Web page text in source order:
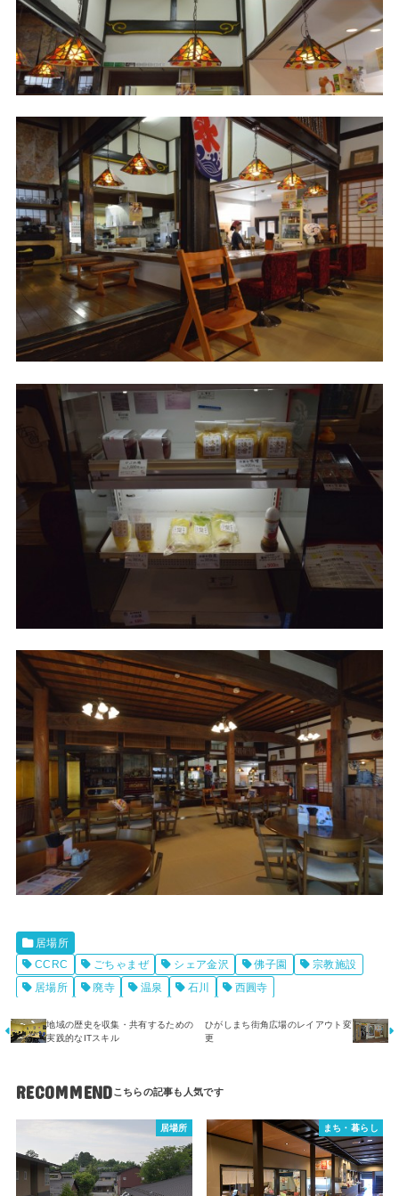
居場所
CCRC
ごちゃまぜ シェア金沢 佛子園
宗教施設
居場所
廃寺 温泉 石川 西圓寺
地域の歴史を収集・共有するための
実践的なITスキル
ひがしまち街角広場のレイアウト変
更
RECOMMEND
居場所 まち・暮らし